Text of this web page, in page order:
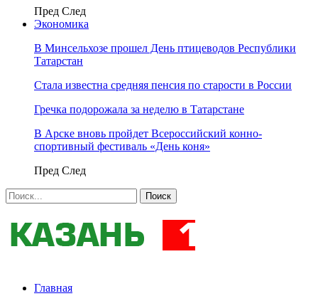
Пред След
Экономика
В Минсельхозе прошел День птицеводов Республики
Татарстан
Стала известна средняя пенсия по старости в России
Гречка подорожала за неделю в Татарстане
В Арске вновь пройдет Всероссийский конно-
спортивный фестиваль «День коня»
Пред След
Главная